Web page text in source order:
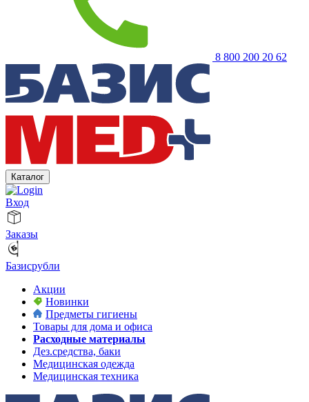
8 800 200 20 62
Каталог
Вход
Заказы
Базисрубли
Акции
Новинки
Предметы гигиены
Товары для дома и офиса
Расходные материалы
Дез.средства, баки
Медицинская одежда
Медицинская техника